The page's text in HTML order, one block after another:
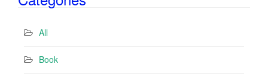
All
Book